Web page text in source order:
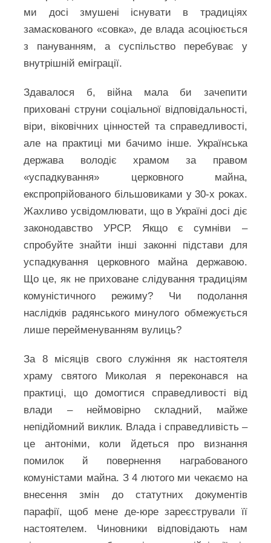
ми досі змушені існувати в традиціях
замаскованого «совка», де влада асоціюється
з пануванням, а суспільство перебуває у
внутрішній еміграції.
Здавалося б, війна мала би зачепити
приховані струни соціальної відповідальності,
віри, віковічних цінностей та справедливості,
але на практиці ми бачимо інше. Українська
держава володіє храмом за правом
«успадкування» церковного майна,
експропрійованого більшовиками у 30-х роках.
Жахливо усвідомлювати, що в Україні досі діє
законодавство УРСР. Якщо є сумніви –
спробуйте знайти інші законні підстави для
успадкування церковного майна державою.
Що це, як не приховане слідування традиціям
комуністичного режиму? Чи подолання
наслідків радянського минулого обмежується
лише перейменуванням вулиць?
За 8 місяців свого служіння як настоятеля
храму святого Миколая я переконався на
практиці, що домогтися справедливості від
влади – неймовірно складний, майже
непідйомний виклик. Влада і справедливість –
це антоніми, коли йдеться про визнання
помилок й повернення награбованого
комуністами майна. З 4 лютого ми чекаємо на
внесення змін до статутних документів
парафії, щоб мене де-юре зареєстрували її
настоятелем. Чиновники відповідають нам